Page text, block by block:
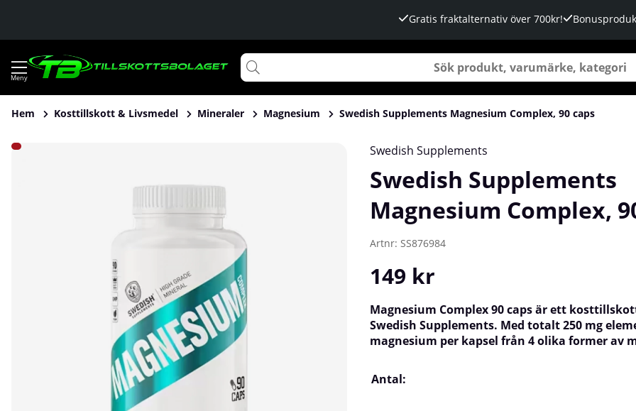
Gratis fraktalternativ över 700kr!
Hem Kosttillskott & Livsmedel Mineraler Magnesium Swedish Supplements Magnesium Complex, 90 caps
Produktbilder Swedish Supplements Magnesium Complex, 90 caps Swedish Supplements
Swedish Supplements
Magnesium Complex,
Artnr: SS876984
149 kr
Magnesium Complex 90 caps är ett
Swedish Supplements. Med totalt 250 mg
magnesium per kapsel från 4 olika former av
Antal: